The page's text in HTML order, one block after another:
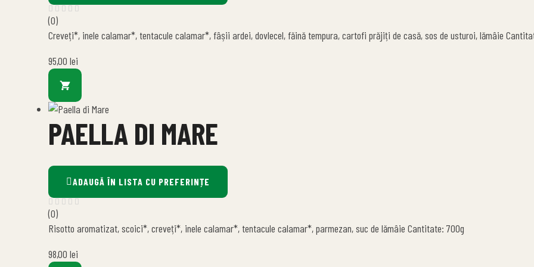
(0)
Creveți*, inele calamar*, tentacule calamar*, fâșii ardei, dovlecel, făină tempura, cartofi prăjiți de casă, sos de usturoi, lămâie
95,00 lei
PAELLA DI MARE
ADAUGĂ ÎN LISTA CU PREFERINȚE
(0)
Risotto aromatizat, scoici*, creveți*, inele calamar*, tentacule calamar*, parmezan, suc de lămâie Cantitate: 700g
98,00 lei